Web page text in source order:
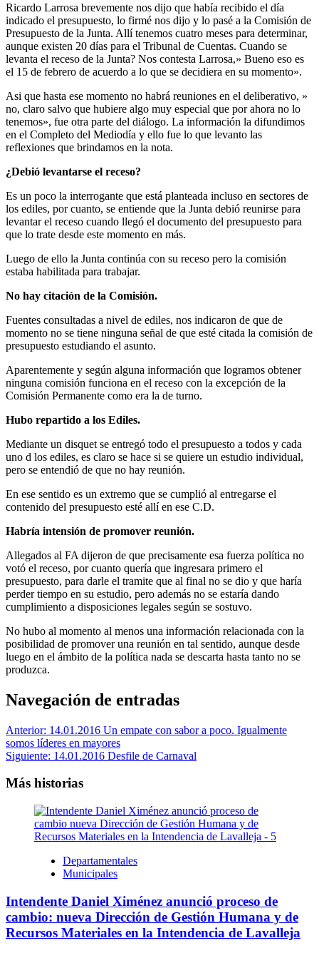
Ricardo Larrosa brevemente nos dijo que había recibido el día
indicado el presupuesto, lo firmé nos dijo y lo pasé a la Comisión de
Presupuesto de la Junta. Allí tenemos cuatro meses para determinar,
aunque existen 20 días para el Tribunal de Cuentas. Cuando se
levanta el receso de la Junta? Nos contesta Larrosa,» Bueno eso es
el 15 de febrero de acuerdo a lo que se decidiera en su momento».
Asi que hasta ese momento no habrá reuniones en el deliberativo, »
no, claro salvo que hubiere algo muy especial que por ahora no lo
tenemos», fue otra parte del diálogo. La información la difundimos
en el Completo del Mediodía y ello fue lo que levanto las
reflexiones que brindamos en la nota.
¿Debió levantarse el receso?
Es un poco la interrogante que está planteada incluso en sectores de
los ediles, por cuanto, se entiende que la Junta debió reunirse para
levantar el receso cuando llegó el documento del presupuesto para
que lo trate desde este momento en más.
Luego de ello la Junta continúa con su receso pero la comisión
estaba habilitada para trabajar.
No hay citación de la Comisión.
Fuentes consultadas a nivel de ediles, nos indicaron de que de
momento no se tiene ninguna señal de que esté citada la comisión de
presupuesto estudiando el asunto.
Aparentemente y según alguna información que logramos obtener
ninguna comisión funciona en el receso con la excepción de la
Comisión Permanente como era la de turno.
Hubo repartido a los Ediles.
Mediante un disquet se entregó todo el presupuesto a todos y cada
uno d los ediles, es claro se hace si se quiere un estudio individual,
pero se entendió de que no hay reunión.
En ese sentido es un extremo que se cumplió al entregarse el
contenido del presupuesto esté allí en ese C.D.
Habría intensión de promover reunión.
Allegados al FA dijeron de que precisamente esa fuerza política no
votó el receso, por cuanto quería que ingresara primero el
presupuesto, para darle el tramite que al final no se dio y que haría
perder tiempo en su estudio, pero además no se estaría dando
cumplimiento a disposiciones legales según se sostuvo.
No hubo al momento al menos una información relacionada con la
posibilidad de promover una reunión en tal sentido, aunque desde
luego en el ámbito de la política nada se descarta hasta tanto no se
produzca.
Navegación de entradas
Anterior: 14.01.2016 Un empate con sabor a poco. Igualmente
somos líderes en mayores
Siguiente: 14.01.2016 Desfile de Carnaval
Más historias
Departamentales
Municipales
Intendente Daniel Ximénez anunció proceso de
cambio: nueva Dirección de Gestión Humana y de
Recursos Materiales en la Intendencia de Lavalleja